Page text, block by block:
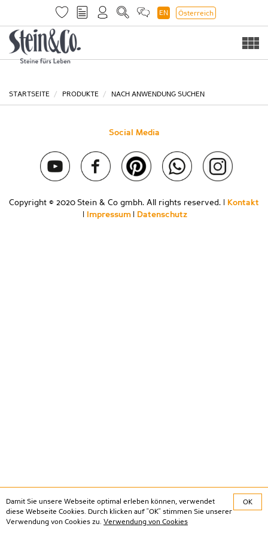
EN Österreich
STARTSEITE PRODUKTE NACH ANWENDUNG SUCHEN
Social Media
Copyright © 2020 Stein & Co gmbh. All rights reserved. |
Kontakt
Impressum Datenschutz
Damit Sie unsere Webseite optimal erleben können, verwendet
diese Webseite Cookies. Durch klicken auf "OK" stimmen Sie unserer
Verwendung von Cookies zu. Verwendung von Cookies
OK